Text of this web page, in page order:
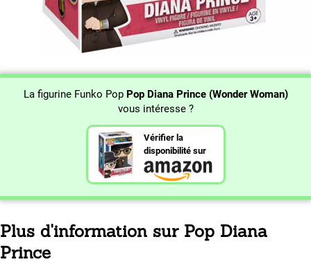
La figurine Funko Pop Pop Diana Prince (Wonder Woman)
vous intéresse ?
Vérifier la
disponibilité sur
Plus d'information sur Pop Diana
Prince